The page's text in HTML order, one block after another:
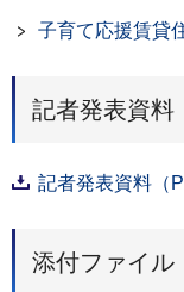
子育て応援賃貸
記者発表資料
記者発表資料（
添付ファイル